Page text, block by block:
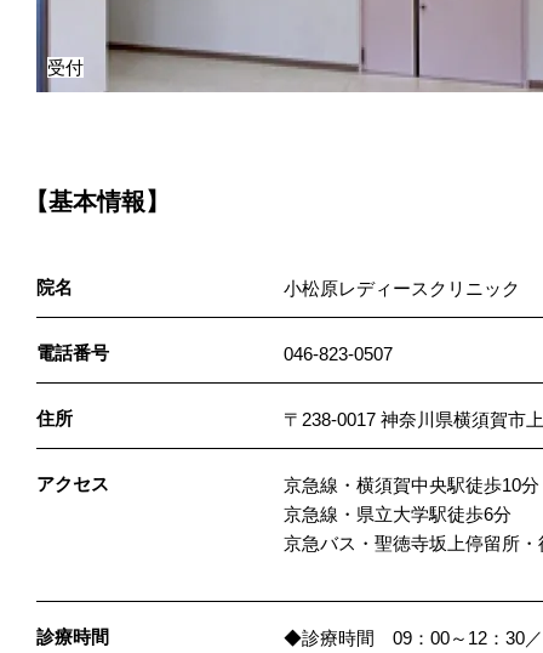
受付
【基本情報】
院名 小松原レディースクリニック
電話番号 046-823-0507
住所 〒238-0017 神奈川県横須賀市
アクセス
京急線・横須賀中央駅徒歩10分
京急線・県立大学駅徒歩6分
京急バス・聖徳寺坂上停留所・
診療時間
◆診療時間 09：00～12：30／